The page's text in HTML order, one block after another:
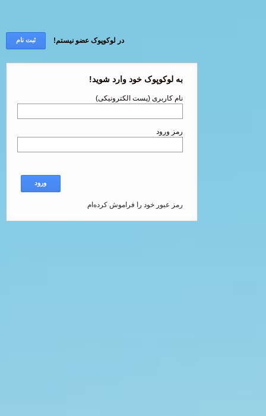
ثبت نام در لوکوپوک عضو نیستم!
به لوکوپوک خود وارد شوید!
نام کاربری (پست الکترونیکی)
رمز ورود
ورود
رمز عبور خود را فراموش کرده‌ام